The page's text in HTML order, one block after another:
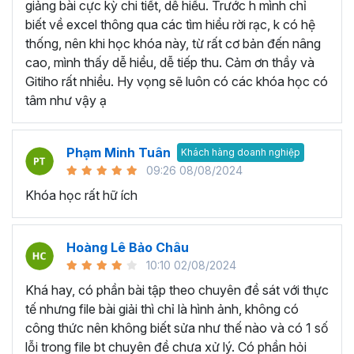
thức liên quan không có trọng tâm.
Học thông qua video hướng dẫn:Bạn có thể tìm
kiếm các video liên quan đến bài học Excel mà bạn
đang cần trên các trang mạng như Youtube,
Facebook, Tiktok,... Với nguồn tài liệu phong phú và
gian nào chỉ cần có thiết bị kết nối internet. Tuy
nhiên, bạn sẽ cần tốn thời nhiều thời gian để tìm kiếm
các bài giảng dạy về Excel chất lượng và các bài
giảng phân tán không theo lộ trình cụ thể. Bởi vậy,
sẽ là 1 giải pháp giúp bạn tiết kiệm thời gian và tiền
bạc.
Học qua sách hướng dẫn:Hiện nay trên thị trường
có nhiều loại sách giúp bạn tự học Excel ngay tại
nhà như Hướng dẫn sử dụng Excel cho người tự
học, Excel ứng dụng văn phòng từ cơ bản đến nâng
cao,... với cách học này bạn sẽ có thể học qua các
giảng bài cực kỳ chi tiết, dễ hiểu. Trước h mình chỉ
biết về excel thông qua các tìm hiểu rời rạc, k có hệ
thống, nên khi học khóa này, từ rất cơ bản đến nâng
cao, mình thấy dễ hiểu, dễ tiếp thu. Cảm ơn thầy và
Gitiho rất nhiều. Hy vọng sẽ luôn có các khóa học có
tâm như vậy ạ
Phạm Minh Tuân Khách hàng doanh nghiệp
09:26 08/08/2024
Khóa học rất hữ ích
Hoàng Lê Bảo Châu
10:10 02/08/2024
Khá hay, có phần bài tập theo chuyên đề sát với thực
tế nhưng file bài giải thì chỉ là hình ảnh, không có
công thức nên không biết sửa như thế nào và có 1 số
lỗi trong file bt chuyên đề chưa xử lý. Có phần hỏi